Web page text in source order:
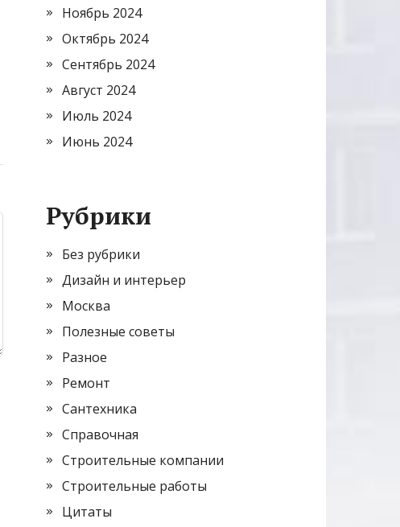
Ноябрь 2024
Октябрь 2024
Сентябрь 2024
Август 2024
Июль 2024
Июнь 2024
Рубрики
Без рубрики
Дизайн и интерьер
Москва
Полезные советы
Разное
Ремонт
Сантехника
Справочная
Строительные компании
Строительные работы
Цитаты